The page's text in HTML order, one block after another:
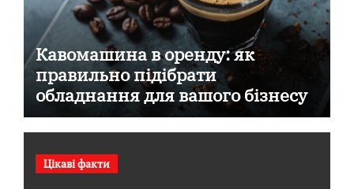
Кавомашина в оренду: як
правильно підібрати
обладнання для вашого бізнесу
Цікаві факти